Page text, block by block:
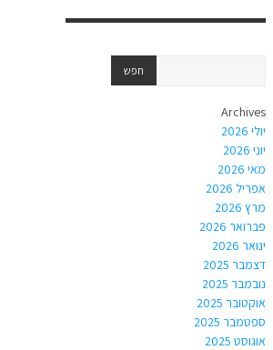
Archives
יולי 2026
יוני 2026
מאי 2026
אפריל 2026
מרץ 2026
פברואר 2026
ינואר 2026
דצמבר 2025
נובמבר 2025
אוקטובר 2025
ספטמבר 2025
אוגוסט 2025